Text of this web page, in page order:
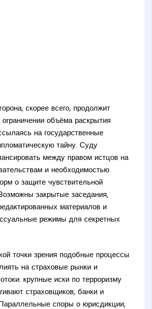
скорее всего, продолжит
ограничении объёма раскрытия
на государственные
тайну. Суду
между правом истцов на
и необходимостью
о защите чувствительной
закрытые заседания,
материалов и
режимы для секретных
точки зрения подобные процессы
на страховые рынки и
крупные иски по терроризму
страховщиков, банки и
споры о юрисдикции,